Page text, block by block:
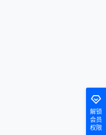
解锁
会员
权限